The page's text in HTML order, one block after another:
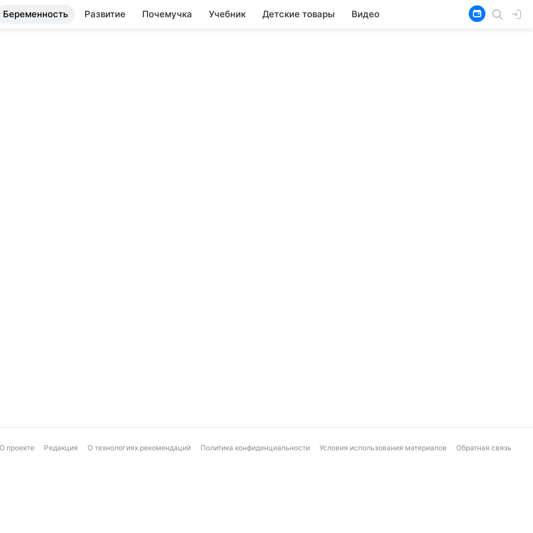
Беременность Развитие Почемучка Учебник Детские товары Видео
О проекте Редакция О технологиях рекомендаций Политика конфиденциальности Условия использования материалов Обратная связь